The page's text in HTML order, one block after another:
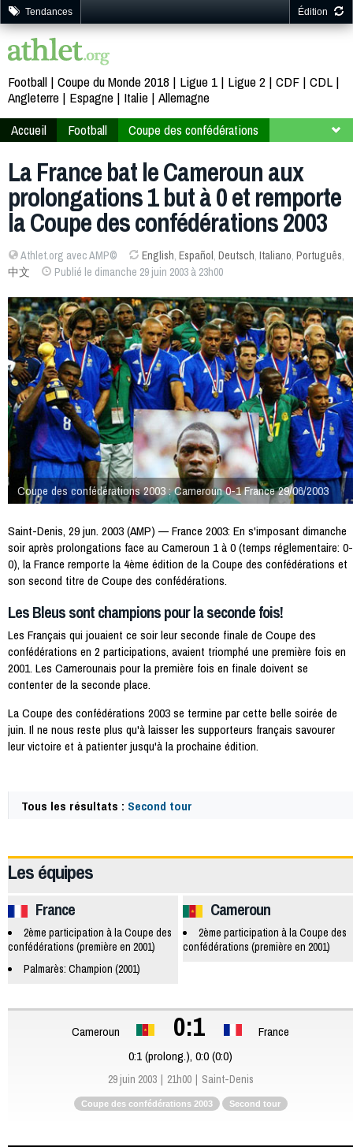
Tendances Édition
Football Coupe du Monde 2018 Ligue 1 Ligue 2 CDF CDL
Angleterre
Espagne Italie Allemagne
Accueil
Football
Coupe des confédérations
La France bat le Cameroun aux
prolongations 1 but à 0 et remporte
la Coupe des confédérations 2003
Athlet.org avec AMP© English, Español, Deutsch, Italiano, Português,
中文
Publié le dimanche 29 juin 2003 à 23h00
Coupe des confédérations 2003 : Cameroun 0-1 France 29/06/2003
Saint-Denis, 29 jun. 2003 (AMP) — France 2003: En s'imposant dimanche
soir après prolongations face au Cameroun 1 à 0 (temps réglementaire: 0-
0), la France remporte la 4ème édition de la Coupe des confédérations et
son second titre de Coupe des confédérations.
Les Bleus sont champions pour la seconde fois!
Les Français qui jouaient ce soir leur seconde finale de Coupe des
confédérations en 2 participations, avaient triomphé une première fois en
2001. Les Camerounais pour la première fois en finale doivent se
contenter de la seconde place.
La Coupe des confédérations 2003 se termine par cette belle soirée de
juin. Il ne nous reste plus qu'à laisser les supporteurs français savourer
leur victoire et à patienter jusqu'à la prochaine édition.
Tous les résultats : Second tour
Les équipes
Cameroun
2ème participation à la Coupe des
confédérations (première en 2001)
France
2ème participation à la Coupe des
confédérations (première en 2001)
Palmarès: Champion (2001)
Cameroun 0:1
France
0:1 (prolong.), 0:0 (0:0)
29 juin 2003 21h00 Saint-Denis
Coupe des confédérations 2003 Second tour